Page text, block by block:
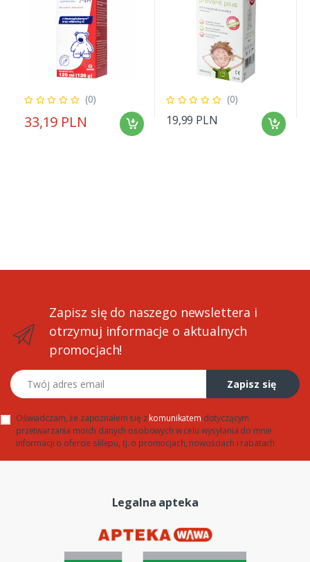
(0)
33,19 PLN
(0)
19,99 PLN
Zapisz się do naszego newslettera i
otrzymuj informacje o aktualnych
promocjach!
Twój adres email
Zapisz się
Oświadczam, że zapoznałem się zkomunikatem dotyczącym
przetwarzania moich danych osobowych w celu wysyłania do mnie
informacji o ofercie sklepu, tj. o promocjach, nowościach i rabatach
Legalna apteka